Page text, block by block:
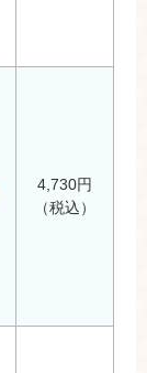
4,730円
（税込）